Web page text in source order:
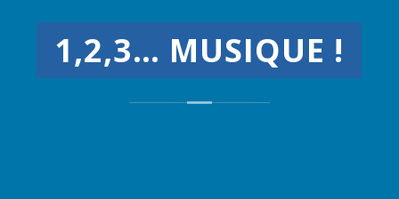
1,2,3… MUSIQUE !